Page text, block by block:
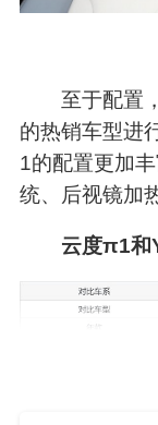
至于配置
的热销车型进
1的配置更加
统、后视镜加
云度π1和